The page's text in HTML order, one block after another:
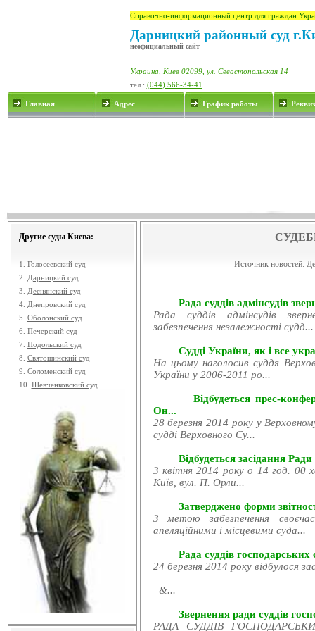
Справочно-информационный центр для граждан
Дарницкий районный суд
неофициальный сайт
Украина, Киев 02099, ул. Севастопольская 14
тел.: (044) 566-34-41
Главная Адрес График работы
Другие суды Киева:
1. Голосеевский суд
2.
Дарницкий суд
3.
Деснянский суд
4. Днепровский суд
5. Оболонский суд
6. Печерский суд
7. Подольский суд
8. Святошинский суд
9. Соломенский суд
10. Шевченковский суд
Источник новостей:
Рада суддів адмінсудів
Рада суддів адмінсудів
забезпечення незалежності судд...
Судді України, як і все
На цьому наголосив суддя
України у 2006-2011 ро...
Відбудеться прес-
Он...
28 березня 2014 року у
судді Верховного Су...
Відбудеться засідання
3 квітня 2014 року о 14 год. 00
Київ, вул. П. Орли...
Затверджено форми
З метою забезпечення
апеляційними і місцевими суда...
Рада суддів господарських
24 березня 2014 року відбулося
&...
Звернення ради суддів
РАДА СУДДІВ